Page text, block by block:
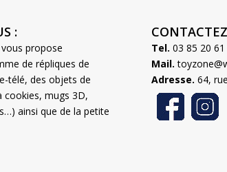
:
propose
de répliques de
télé, des objets de
cookies, mugs 3D,
ainsi que de la petite
Tel. 03 85 20 61
Mail.
Adresse. 64,